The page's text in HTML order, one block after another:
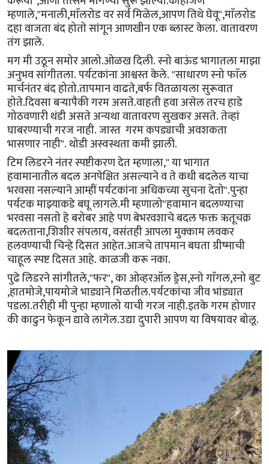
म्हणाले,"मनाली,माॅलरोड वर सर्व मिळेल,आपण तिथे घेवू",माॅलरोड
दहा वाजता बंद होतो सांगून आणखीन एक ब्लास्ट केला. वातावरण
तंग झाले.
मग मी उठून समोर आलो.ओळख दिली. स्नो बाऊंड भागातला माझा
अनुभव सांगीतला. पर्यटकांना आश्वस्त केले. "साधारण स्नो फाॅल
मार्चनंतर बंद होतो.तापमान वाढते,बर्फ वितळायला सुरूवात
होते.दिवसा बर्‍यापैकी गरम असते.वाहती हवा असेल तरच हाडे
गोठवणारी थंडी असते अन्यथा वातावरण सुखकर असते. तेव्हां
घाबरण्याची गरज नाही. जास्त गरम कपड्याची अवशकता
भासणार नाही". थोडी अस्वस्थता कमी झाली.
टिम लिडरने नंतर स्पष्टीकरण देत म्हणाला," या भागात
हवामानातील बदल अनपेक्षित असल्याने व ते कधी बदलेल याचा
भरवसा नसल्याने आम्हीं पर्यटकांना अधिकच्या सुचना देतो".पुन्हा
पर्यटक माझ्याकडे बघू लागले.मी म्हणालो"हवामान बदलण्याचा
भरवसा नसतो हे बरोबर आहे पण बेभरवशाचे बदल फक्त ऋतूचक्र
बदलताना,शिशीर संपलाय, वसंतही आपला मुक्काम लवकर
हलवण्याची चिन्हे दिसत आहेत.आजचे तापमान बघता ग्रीष्माची
चाहूल स्पष्ट दिसत आहे. काळजी करू नका.
पुढे लिडरने सांगीतले,"फर", का ओव्हरऑल ड्रेस,स्नो गाॅगल,स्नो बुट
,हातमोजे,पायमोजे भाड्याने मिळतील.पर्यटकांचा जीव भांड्यात
पडला.तरीही मी पुन्हा म्हणालो याची गरज नाही.इतके गरम होणार
की काढुन फेकून द्यावे लागेल.उद्या दुपारी आपण या विषयावर बोलू.